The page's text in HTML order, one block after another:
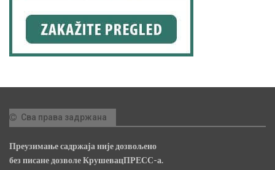
Сва права задржана
Преузимање садржаја није дозвољено
без писане дозволе КрушевацПРЕСС-а.